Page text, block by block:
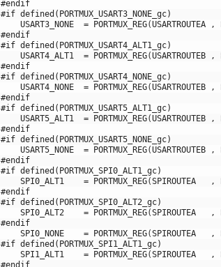
#endif
#if defined(PORTMUX_USART3_NONE_gc)
USART3_NONE
= PORTMUX_REG(USARTROUTEA ,
#endif
#if defined(PORTMUX_USART4_ALT1_gc)
USART4_ALT1
= PORTMUX_REG(USARTROUTEB ,
#endif
#if defined(PORTMUX_USART4_NONE_gc)
USART4_NONE
= PORTMUX_REG(USARTROUTEB ,
#endif
#if defined(PORTMUX_USART5_ALT1_gc)
USART5_ALT1
= PORTMUX_REG(USARTROUTEB ,
#endif
#if defined(PORTMUX_USART5_NONE_gc)
USART5_NONE
= PORTMUX_REG(USARTROUTEB ,
#endif
#if defined(PORTMUX_SPI0_ALT1_gc)
SPI0_ALT1
= PORTMUX_REG(SPIROUTEA ,
#endif
#if defined(PORTMUX_SPI0_ALT2_gc)
SPI0_ALT2
= PORTMUX_REG(SPIROUTEA ,
#endif
SPI0_NONE
= PORTMUX_REG(SPIROUTEA ,
#if defined(PORTMUX_SPI1_ALT1_gc)
SPI1_ALT1
= PORTMUX_REG(SPIROUTEA ,